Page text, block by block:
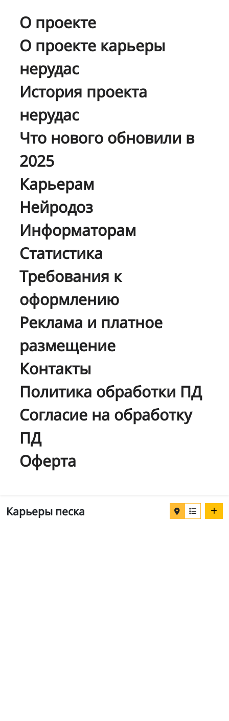
О проекте
О проекте карьеры
нерудас
История проекта
нерудас
Что нового обновили в
2025
Карьерам
Нейродоз
Информаторам
Статистика
Требования к
оформлению
Реклама и платное
размещение
Контакты
Политика обработки ПД
Согласие на обработку
ПД
Оферта
Карьеры песка